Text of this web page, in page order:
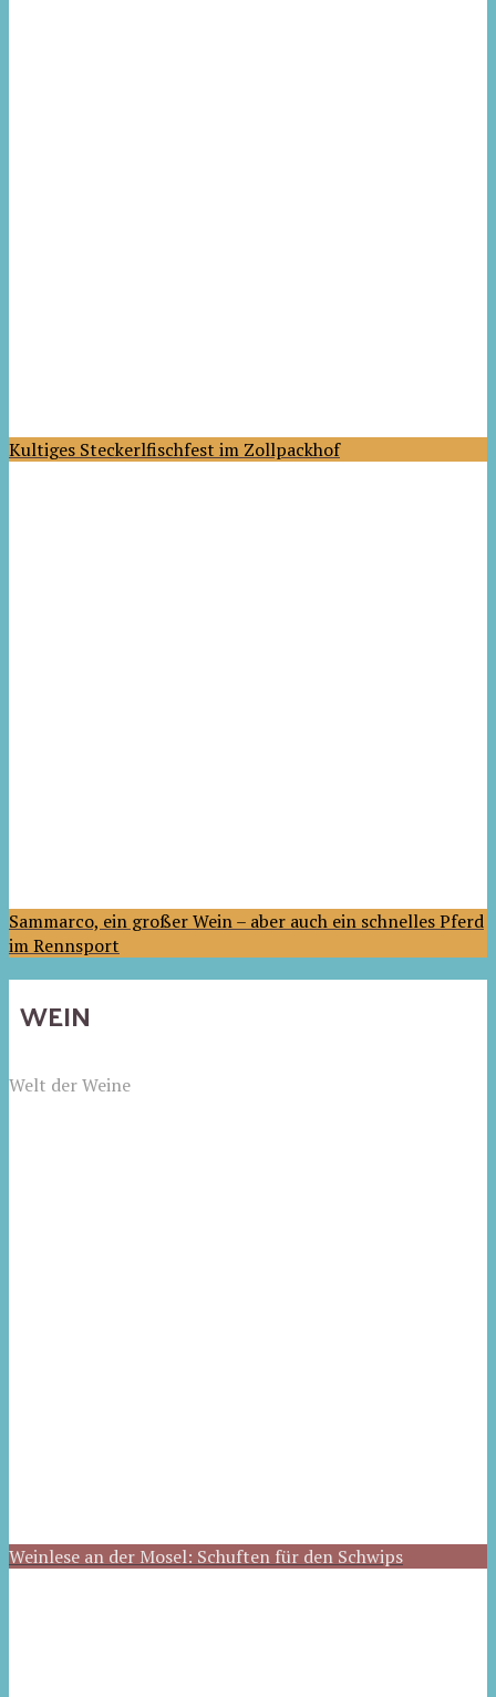
Kultiges Steckerlfischfest im Zollpackhof
Sammarco, ein großer Wein – aber auch ein schnelles Pferd
im Rennsport
WEIN
Welt der Weine
Weinlese an der Mosel: Schuften für den Schwips